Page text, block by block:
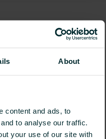
About
content and ads, to
to analyse our traffic.
your use of our site with